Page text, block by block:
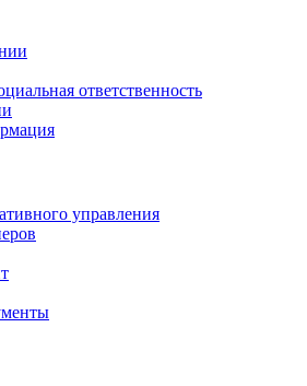
ответственность
управления